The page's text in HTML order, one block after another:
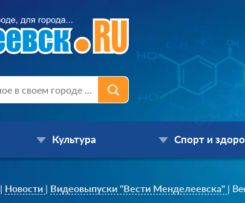
Культура Спорт и
| Новости | Видеовыпуски "Вести Менделеевска" |